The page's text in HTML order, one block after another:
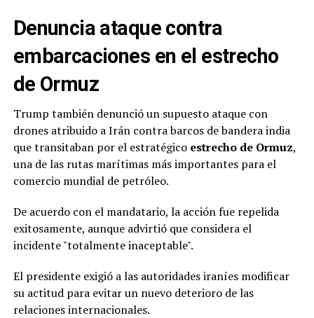
Denuncia ataque contra
embarcaciones en el estrecho
de Ormuz
Trump también denunció un supuesto ataque con
drones atribuido a Irán contra barcos de bandera india
que transitaban por el estratégico estrecho de Ormuz,
una de las rutas marítimas más importantes para el
comercio mundial de petróleo.
De acuerdo con el mandatario, la acción fue repelida
exitosamente, aunque advirtió que considera el
incidente "totalmente inaceptable".
El presidente exigió a las autoridades iraníes modificar
su actitud para evitar un nuevo deterioro de las
relaciones internacionales.